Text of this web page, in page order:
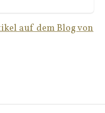
auf dem Blog von